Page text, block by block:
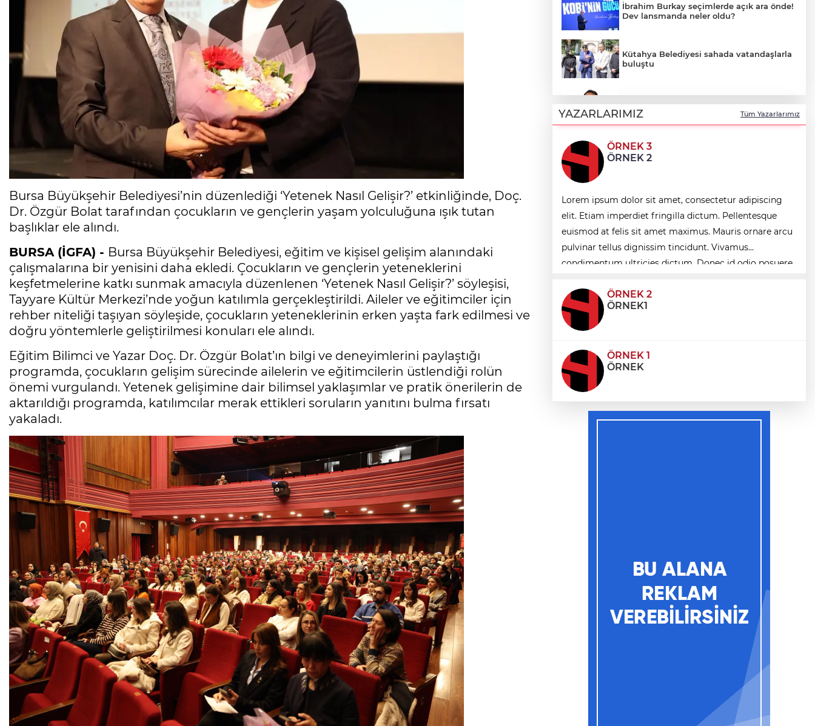
Bursa Büyükşehir Belediyesi’nin düzenlediği ‘Yetenek Nasıl Gelişir?’ etkinliğinde, Doç.
Dr. Özgür Bolat tarafından çocukların ve gençlerin yaşam yolculuğuna ışık tutan
başlıklar ele alındı.
BURSA (İGFA) - Bursa Büyükşehir Belediyesi, eğitim ve kişisel gelişim alanındaki
çalışmalarına bir yenisini daha ekledi. Çocukların ve gençlerin yeteneklerini
keşfetmelerine katkı sunmak amacıyla düzenlenen ‘Yetenek Nasıl Gelişir?’ söyleşisi,
Tayyare Kültür Merkezi’nde yoğun katılımla gerçekleştirildi. Aileler ve eğitimciler için
rehber niteliği taşıyan söyleşide, çocukların yeteneklerinin erken yaşta fark edilmesi ve
doğru yöntemlerle geliştirilmesi konuları ele alındı.
Eğitim Bilimci ve Yazar Doç. Dr. Özgür Bolat’ın bilgi ve deneyimlerini paylaştığı
programda, çocukların gelişim sürecinde ailelerin ve eğitimcilerin üstlendiği rolün
önemi vurgulandı. Yetenek gelişimine dair bilimsel yaklaşımlar ve pratik önerilerin de
aktarıldığı programda, katılımcılar merak ettikleri soruların yanıtını bulma fırsatı
yakaladı.
İbrahim Burkay seçimlerde açık ara önde!
Dev lansmanda neler oldu?
Kütahya Belediyesi sahada vatandaşlarla
buluştu
başlıyor
Lavantanın hikayesi başlıyor
İzmir Efes Selçuk'te engeller atölyelerle
aşılıyor
Kütahya Belediyesi'nden amatör spor
kulüplerine tam destek
YAZARLARIMIZ Tüm Yazarlarımız
ÖRNEK 3
ÖRNEK 2
Lorem ipsum dolor sit amet, consectetur adipiscing
elit. Etiam imperdiet fringilla dictum. Pellentesque
euismod at felis sit amet maximus. Mauris ornare arcu
pulvinar tellus dignissim tincidunt. Vivamus
condimentum ultricies dictum. Donec id odio posuere,
ÖRNEK 2
ÖRNEK1
ÖRNEK 1
ÖRNEK